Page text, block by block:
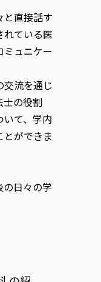
と直接話す
れている医
ュニケー
流を通じ
士の役割
て、学内
ができま
の日々の学